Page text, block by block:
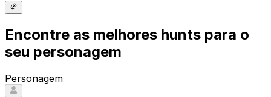
Encontre as melhores hunts para o
seu personagem
Personagem